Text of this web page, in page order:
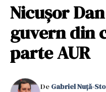
Nicușor
guvern din
parte AUR
De Gabriel Nuță-